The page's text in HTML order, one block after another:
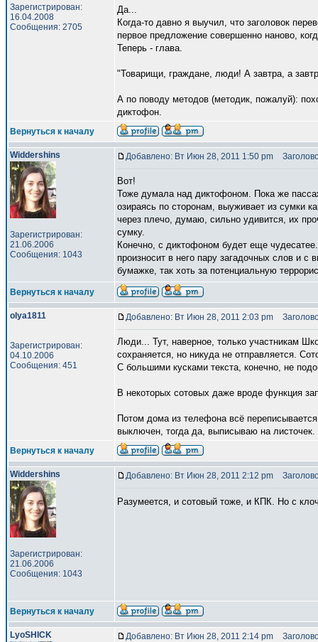
Зарегистрирован:
16.04.2008
Сообщения: 2705
Да...
Когда-то давно я выучил, что заголовок
первое предложение совершенно наново,
Теперь - глава.
"Товарищи, граждане, люди! А завтра, а
А по поводу методов (методик, пожалуй):
диктофон.
Вернуться к началу
Widdershins
Зарегистрирован:
21.06.2006
Сообщения: 1043
Добавлено: Вт Июн 28, 2011 1:50 pm
Вот!
Тоже думала над диктофоном. Пока же
озираясь по сторонам, выуживает из сумки
через плечо, думаю, сильно удивится, их
сумку.
Конечно, с диктофоном будет еще
произносит в него пару загадочных слов и
бумажке, так хоть за потенциальную
Вернуться к началу
olya1811
Зарегистрирован:
04.10.2006
Сообщения: 451
Добавлено: Вт Июн 28, 2011 2:03 pm
Люди... Тут, наверное, только участникам
сохраняется, но никуда не отправляется.
С большими кусками текста, конечно, не
В некоторых сотовых даже вроде функция
Потом дома из телефона всё
выключен, тогда да, выписываю на листочек.
Вернуться к началу
Widdershins
Зарегистрирован:
21.06.2006
Сообщения: 1043
Добавлено: Вт Июн 28, 2011 2:12 pm
Разумеется, и сотовый тоже, и КПК. Но с
Вернуться к началу
LyoSHICK Добавлено: Вт Июн 28, 2011 2:14 pm